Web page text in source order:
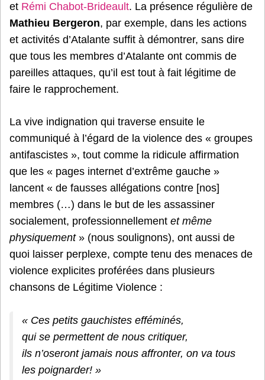
et Rémi Chabot-Brideault. La présence régulière de
Mathieu Bergeron, par exemple, dans les actions
et activités d’Atalante suffit à démontrer, sans dire
que tous les membres d’Atalante ont commis de
pareilles attaques, qu’il est tout à fait légitime de
faire le rapprochement.
La vive indignation qui traverse ensuite le
communiqué à l’égard de la violence des « groupes
antifascistes », tout comme la ridicule affirmation
que les « pages internet d’extrême gauche »
lancent « de fausses allégations contre [nos]
membres (…) dans le but de les assassiner
socialement, professionnellement et même
physiquement» (nous soulignons), ont aussi de
quoi laisser perplexe, compte tenu des menaces de
violence explicites proférées dans plusieurs
chansons de Légitime Violence :
« Ces petits gauchistes efféminés,
qui se permettent de nous critiquer,
ils n’oseront jamais nous affronter, on va tous
les poignarder! »